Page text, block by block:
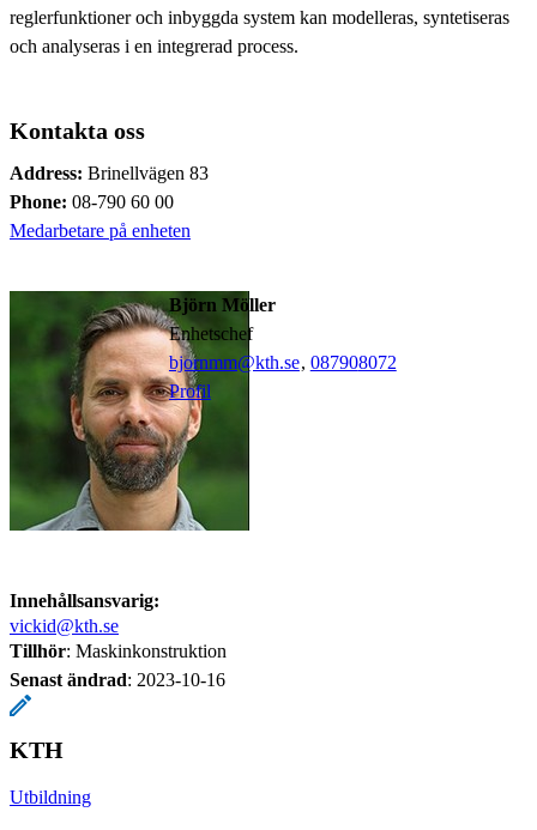
reglerfunktioner och inbyggda system kan modelleras, syntetiseras
och analyseras i en integrerad process.
Kontakta oss
Address: Brinellvägen 83
Phone: 08-790 60 00
Medarbetare på enheten
Björn Möller
Enhetschef
bjornmm@kth.se, 087908072
Profil
Innehållsansvarig:
vickid@kth.se
Tillhör: Maskinkonstruktion
Senast ändrad: 2023-10-16
KTH
Utbildning